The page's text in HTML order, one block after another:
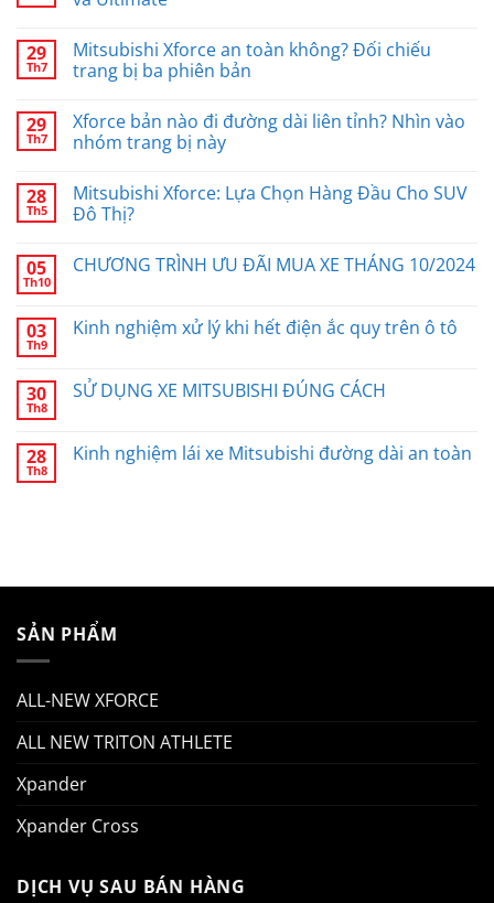
29
Th7
Mitsubishi Xforce an toàn không? Đối chiếu
trang bị ba phiên bản
29
Th7
Xforce bản nào đi đường dài liên tỉnh? Nhìn vào
nhóm trang bị này
28
Th5
Mitsubishi Xforce: Lựa Chọn Hàng Đầu Cho SUV
Đô Thị?
05
Th10
CHƯƠNG TRÌNH ƯU ĐÃI MUA XE THÁNG 10/2024
03
Th9
Kinh nghiệm xử lý khi hết điện ắc quy trên ô tô
30
Th8
SỬ DỤNG XE MITSUBISHI ĐÚNG CÁCH
28
Th8
Kinh nghiệm lái xe Mitsubishi đường dài an toàn
SẢN PHẨM
ALL-NEW XFORCE
ALL NEW TRITON ATHLETE
Xpander
Xpander Cross
DỊCH VỤ SAU BÁN HÀNG